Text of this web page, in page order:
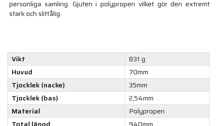
personliga samling. Gjuten i polypropen vilket gör den extremt
stark och slittålig.
Vikt
831 g
Huvud
70mm
Tjocklek (nacke)
35mm
Tjocklek (bas)
2,54mm
Material
Polypropen